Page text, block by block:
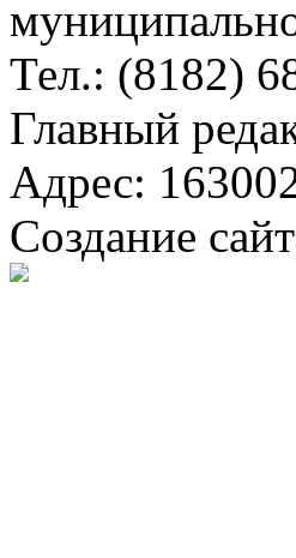
Тел.: (8182)
Главный
Адрес:
Создание